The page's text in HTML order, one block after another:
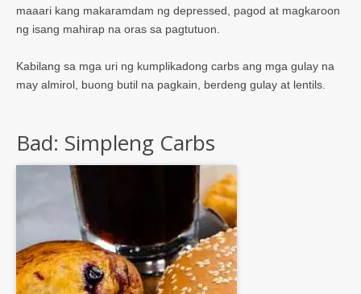
maaari kang makaramdam ng depressed, pagod at magkaroon
ng isang mahirap na oras sa pagtutuon.
Kabilang sa mga uri ng kumplikadong carbs ang mga gulay na
may almirol, buong butil na pagkain, berdeng gulay at lentils.
Bad: Simpleng Carbs